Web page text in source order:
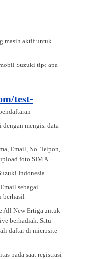
masih aktif untuk
Suzuki tipe apa
test-
dengan mengisi data
Email, No. Telpon,
foto SIM A
Indonesia
sebagai
berhasil
All New Ertiga untuk
berhadiah. Satu
daftar di microsite
pada saat registrasi